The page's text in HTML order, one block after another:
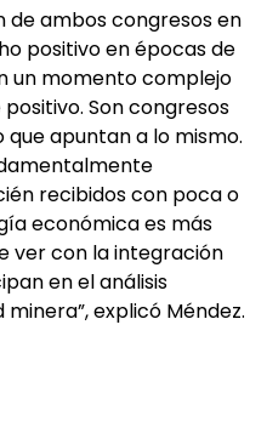
de ambos congresos en
positivo en épocas de
un momento complejo
Son congresos
apuntan a lo mismo.
recibidos con poca o
económica es más
ver con la integración
en el análisis
explicó Méndez.